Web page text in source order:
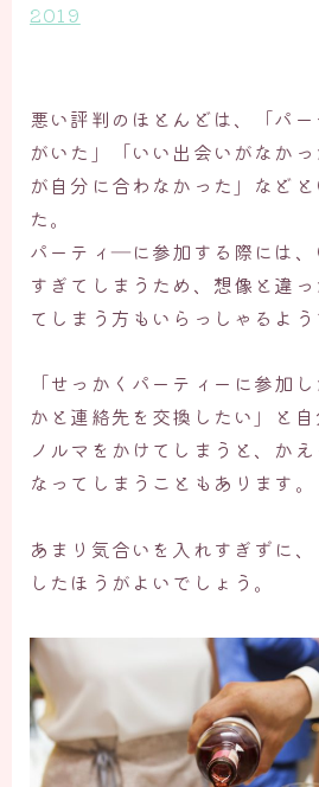
2019
悪い評判のほとんどは、「パ
がいた」「いい出会いがなか
が自分に合わなかった」など
た。
パーティ―に参加する際には、
すぎてしまうため、想像と違
てしまう方もいらっしゃるよう
「せっかくパーティーに参加
かと連絡先を交換したい」と
ノルマをかけてしまうと、か
なってしまうこともあります。
あまり気合いを入れすぎずに
したほうがよいでしょう。